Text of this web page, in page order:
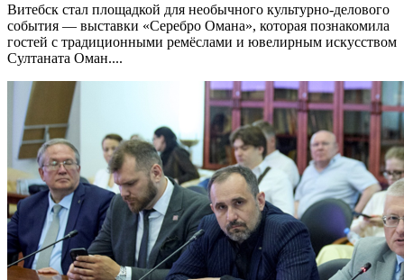
Витебск стал площадкой для необычного культурно-делового
события — выставки «Серебро Омана», которая познакомила
гостей с традиционными ремёслами и ювелирным искусством
Султаната Оман....